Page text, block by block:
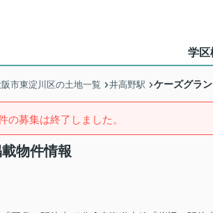
学区
阪市東淀川区の土地一覧 井高野駅 ケーズグラ
の募集は終了しました。
物件情報